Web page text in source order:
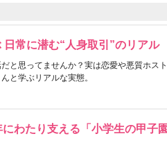
日常に潜む“人身取引”のリアル
だと思ってませんか？実は恋愛や悪質ホス
と学ぶリアルな実態。
わたり支える「小学生の甲子園